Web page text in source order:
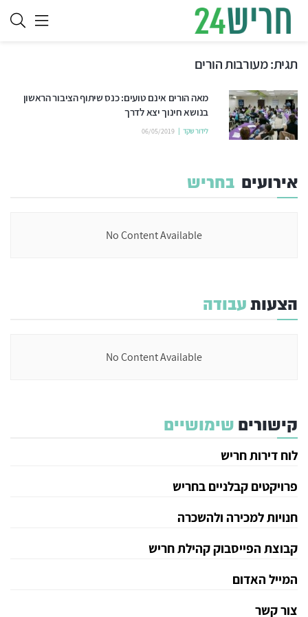
תגית:מעורבות הורים
מאה הורים אינם טועים: כנס שיתוף הציבור הראשון
בנושא חינוך יצא לדרך
לידור שקד 06/05/2019
אירועים בחריש
No Content Available
הצעותעבודה
No Content Available
קישורים שימושיים
לוח דירות חריש
פרויקטים קבלניים בחריש
חנויות למכירה ולהשכרה
קבוצת הפייסבוק קהילת חריש
המייל האדום
צור קשר